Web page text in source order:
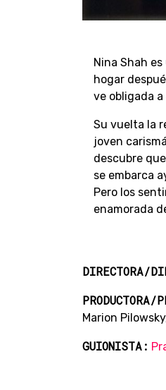
Nina Shah
hogar
ve obligada
Su vuelta la
joven
descubre
se embarca
Pero los
enamorada
DIRECTORA/
PRODUCTORA/
Marion
GUIONISTA: